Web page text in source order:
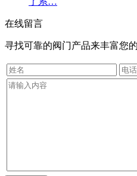
在线留言
寻找可靠的阀门产品来丰富您